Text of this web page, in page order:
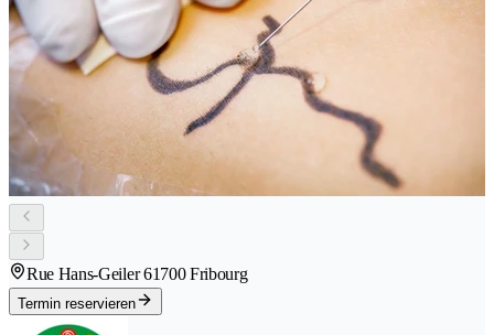
Rue Hans-Geiler 61700 Fribourg
Termin reservieren